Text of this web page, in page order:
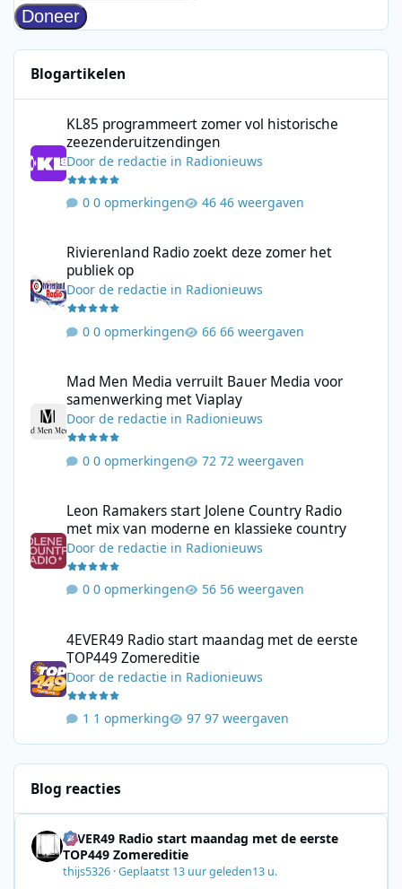
Blogartikelen
KL85 programmeert zomer vol historische
zeezenderuitzendingen
Doorde redactie in Radionieuws
0 opmerkingen 46 weergaven
Rivierenland Radio zoekt deze zomer het
publiek op
Doorde redactie in Radionieuws
0 opmerkingen 66 weergaven
Mad Men Media verruilt Bauer Media voor
samenwerking met Viaplay
Doorde redactie in Radionieuws
0 opmerkingen 72 weergaven
Leon Ramakers start Jolene Country Radio
met mix van moderne en klassieke country
Doorde redactie in Radionieuws
0 opmerkingen 56 weergaven
4EVER49 Radio start maandag met de eerste
TOP449 Zomereditie
Doorde redactie in Radionieuws
1 opmerking 97 weergaven
Blog reacties
4EVER49 Radio start maandag met de eerste
TOP449 Zomereditie
thijs5326 ·Geplaatst 13 uur geleden13 u.